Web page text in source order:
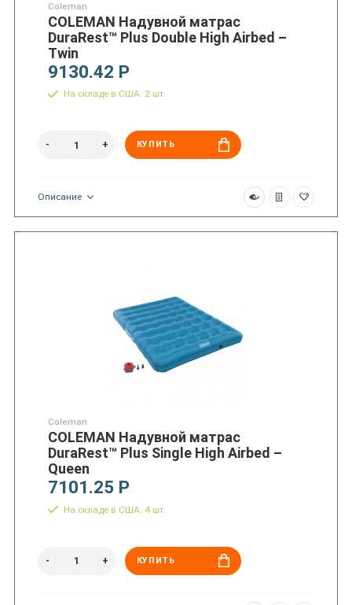
Coleman
COLEMAN Надувной матрас
DuraRest™ Plus Double High Airbed –
Twin
9130.42 Р
На складе в США: 2 шт.
КУПИТЬ
Описание
Coleman
COLEMAN Надувной матрас
DuraRest™ Plus Single High Airbed –
Queen
7101.25 Р
На складе в США: 4 шт.
КУПИТЬ